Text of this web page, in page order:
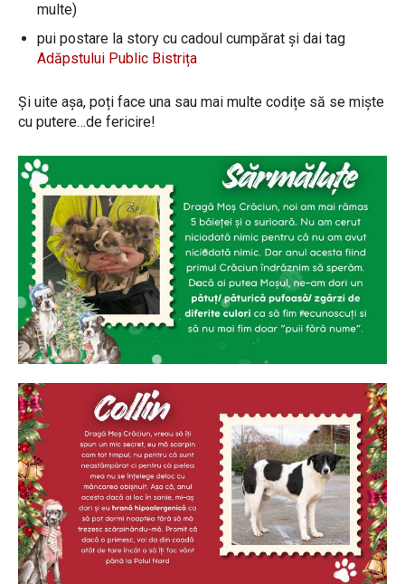
multe)
pui postare la story cu cadoul cumpărat și dai tag
Adăpstului Public Bistrița
Și uite așa, poți face una sau mai multe codițe să se miște
cu putere…de fericire!